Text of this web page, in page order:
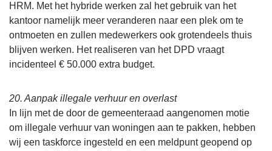
HRM. Met het hybride werken zal het gebruik van het
kantoor namelijk meer veranderen naar een plek om te
ontmoeten en zullen medewerkers ook grotendeels thuis
blijven werken. Het realiseren van het DPD vraagt
incidenteel € 50.000 extra budget.
20. Aanpak illegale verhuur en overlast
In lijn met de door de gemeenteraad aangenomen motie
om illegale verhuur van woningen aan te pakken, hebben
wij een taskforce ingesteld en een meldpunt geopend op